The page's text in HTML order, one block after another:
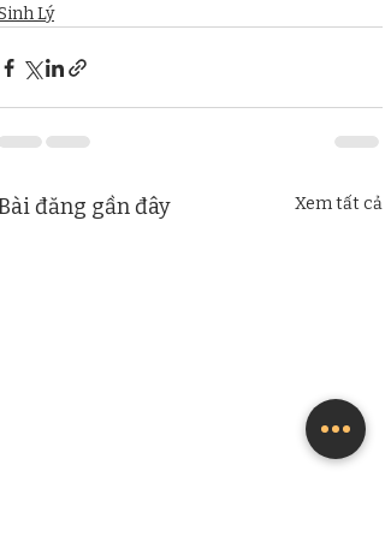
Lý
đăng gần đây Xem tất cả